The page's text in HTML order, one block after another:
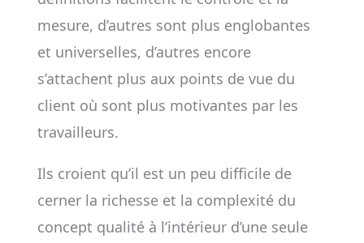
mesure, d’autres sont plus englobantes
et universelles, d’autres encore
s’attachent plus aux points de vue du
client où sont plus motivantes par les
travailleurs.
Ils croient qu’il est un peu difficile de
cerner la richesse et la complexité du
concept qualité à l’intérieur d’une seule